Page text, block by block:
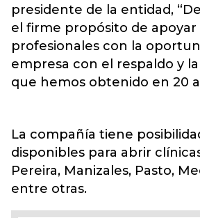
presidente de la entidad,
el firme propósito de apoyar
profesionales con la
empresa con el respaldo y
que hemos obtenido en 20
La compañía tiene
disponibles para abrir
Pereira, Manizales, Pasto,
entre otras.